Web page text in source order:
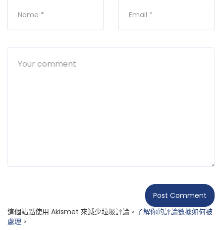
這個站點使用 Akismet 來減少垃圾評論。 了解你的評論數據如何被
處理 。